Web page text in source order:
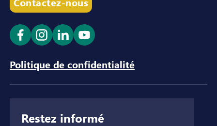
Ouvrir le lien dans un nouvel onglet
Ouvrir le lien dans un nouvel onglet
Ouvrir le lien dans un nouvel
Ouvrir le lien dans un
Politique de confidentialité
Restez informé